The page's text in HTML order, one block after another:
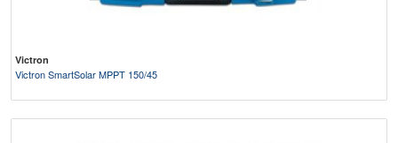
Victron
Victron SmartSolar MPPT 150/45